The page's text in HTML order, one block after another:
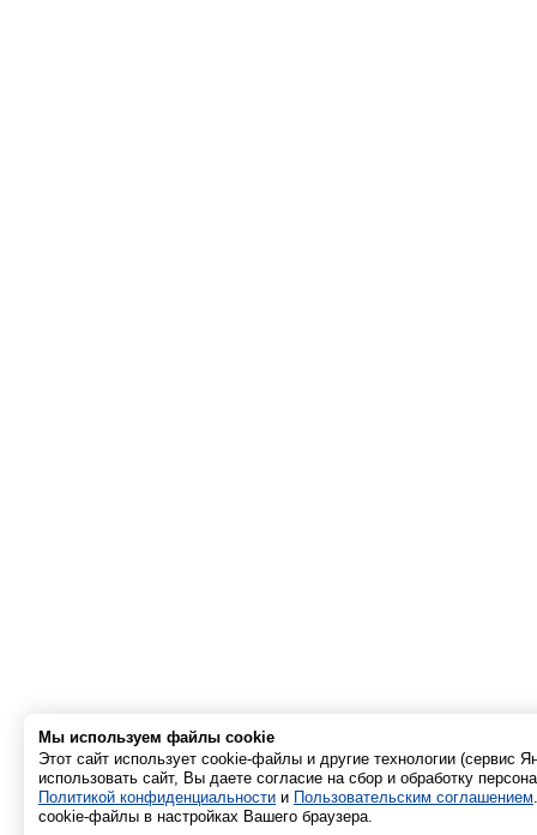
Мы используем файлы cookie
Этот сайт использует cookie-файлы и другие технологии (сервис
использовать сайт, Вы даете согласие на сбор и обработку
Политикой конфиденциальности и Пользовательским соглашением
cookie-файлы в настройках Вашего браузера.